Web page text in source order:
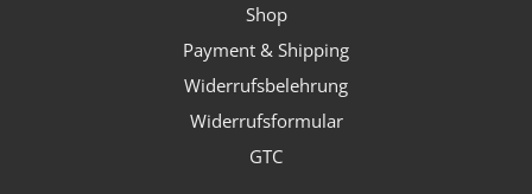
Shop
Payment & Shipping
Widerrufsbelehrung
Widerrufsformular
GTC